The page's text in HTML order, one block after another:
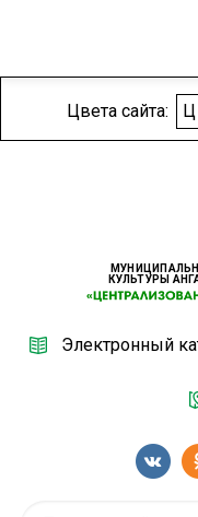
Цвета сайта: Ц
КУЛЬТУРЫ
Электронный